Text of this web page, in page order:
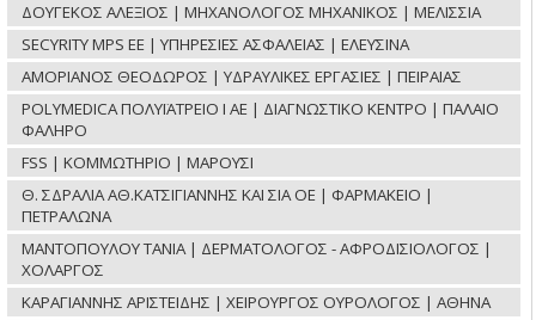
ΔΟΥΓΕΚΟΣ ΑΛΕΞΙΟΣ | ΜΗΧΑΝΟΛΟΓΟΣ ΜΗΧΑΝΙΚΟΣ | ΜΕΛΙΣΣΙΑ
SECYRITY MPS ΕΕ | ΥΠΗΡΕΣΙΕΣ ΑΣΦΑΛΕΙΑΣ | ΕΛΕΥΣΙΝΑ
ΑΜΟΡΙΑΝΟΣ ΘΕΟΔΩΡΟΣ | ΥΔΡΑΥΛΙΚΕΣ ΕΡΓΑΣΙΕΣ | ΠΕΙΡΑΙΑΣ
POLYMEDICA ΠΟΛΥΪΑΤΡΕΙΟ Ι ΑΕ | ΔΙΑΓΝΩΣΤΙΚΟ ΚΕΝΤΡΟ | ΠΑΛΑΙΟ
ΦΑΛΗΡΟ
FSS | ΚΟΜΜΩΤΗΡΙΟ | ΜΑΡΟΥΣΙ
Θ. ΣΔΡΑΛΙΑ ΑΘ.ΚΑΤΣΙΓΙΑΝΝΗΣ ΚΑΙ ΣΙΑ ΟΕ | ΦΑΡΜΑΚΕΙΟ |
ΠΕΤΡΑΛΩΝΑ
ΜΑΝΤΟΠΟΥΛΟΥ ΤΑΝΙΑ | ΔΕΡΜΑΤΟΛΟΓΟΣ - ΑΦΡΟΔΙΣΙΟΛΟΓΟΣ |
ΧΟΛΑΡΓΟΣ
ΚΑΡΑΓΙΑΝΝΗΣ ΑΡΙΣΤΕΙΔΗΣ | ΧΕΙΡΟΥΡΓΟΣ ΟΥΡΟΛΟΓΟΣ | ΑΘΗΝΑ